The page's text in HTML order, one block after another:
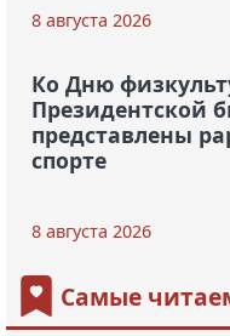
8 августа 2026
Ко Дню
Президентской
представлены
спорте
8 августа 2026
Самые